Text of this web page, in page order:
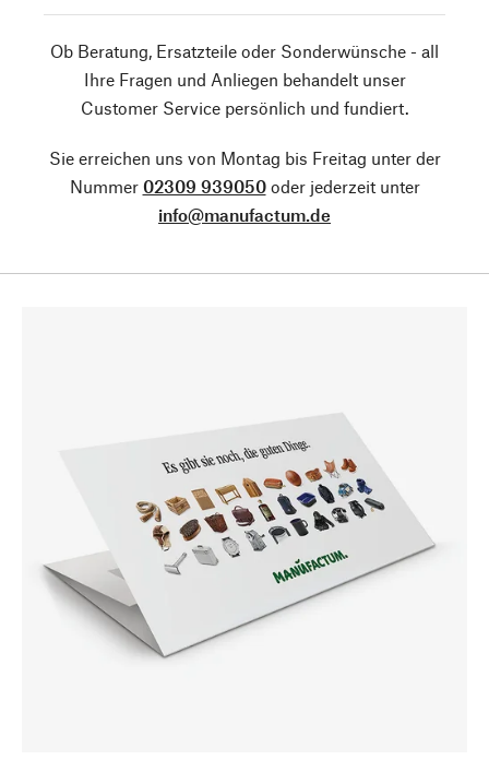
Ob Beratung, Ersatzteile oder Sonderwünsche - all
Ihre Fragen und Anliegen behandelt unser
Customer Service persönlich und fundiert.
Sie erreichen uns von Montag bis Freitag unter der
Nummer 02309 939050oder jederzeit unter
info@manufactum.de